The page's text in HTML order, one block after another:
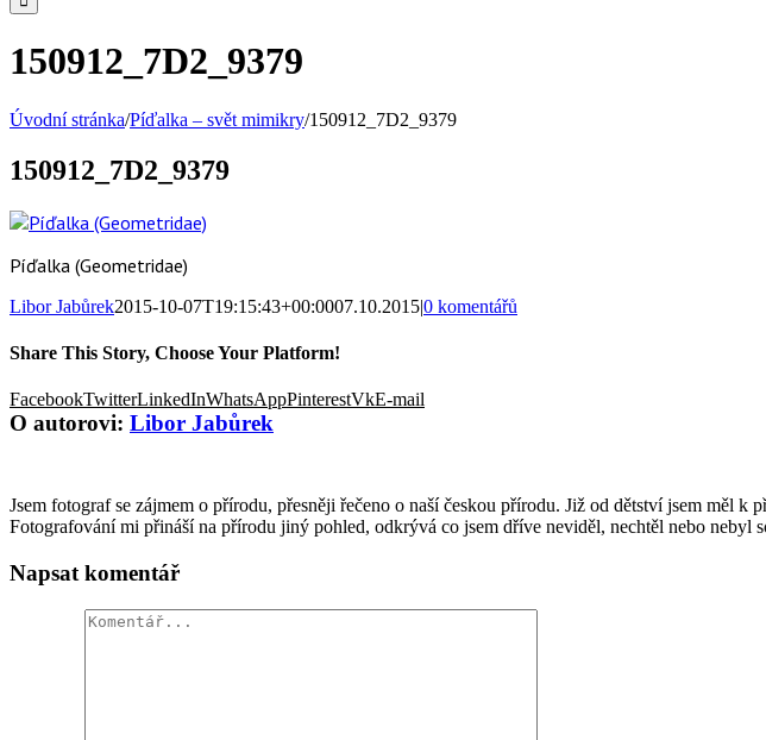
150912_7D2_9379
Úvodní stránka/Píďalka – svět mimikry/150912_7D2_9379
150912_7D2_9379
Píďalka (Geometridae)
Libor Jabůrek2015-10-07T19:15:43+00:0007.10.2015|0 komentářů
Share This Story, Choose Your Platform!
FacebookTwitterLinkedInWhatsAppPinterestVkE-mail
O autorovi: Libor Jabůrek
Jsem fotograf se zájmem o přírodu, přesněji řečeno o naší českou přírodu. Již od dětství jsem měl
Fotografování mi přináší na přírodu jiný pohled, odkrývá co jsem dříve neviděl, nechtěl nebo nebyl
Napsat komentář